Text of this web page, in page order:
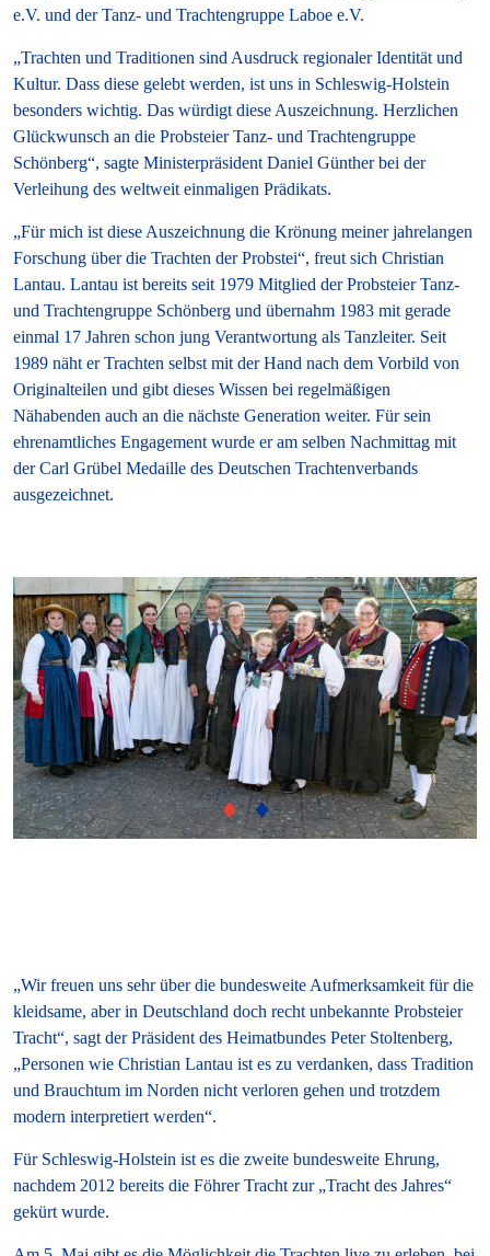
e.V. und der Tanz- und Trachtengruppe Laboe e.V.
„Trachten und Traditionen sind Ausdruck regionaler Identität und
Kultur. Dass diese gelebt werden, ist uns in Schleswig-Holstein
besonders wichtig. Das würdigt diese Auszeichnung. Herzlichen
Glückwunsch an die Probsteier Tanz- und Trachtengruppe
Schönberg“, sagte Ministerpräsident Daniel Günther bei der
Verleihung des weltweit einmaligen Prädikats.
„Für mich ist diese Auszeichnung die Krönung meiner jahrelangen
Forschung über die Trachten der Probstei“, freut sich Christian
Lantau. Lantau ist bereits seit 1979 Mitglied der Probsteier Tanz-
und Trachtengruppe Schönberg und übernahm 1983 mit gerade
einmal 17 Jahren schon jung Verantwortung als Tanzleiter. Seit
1989 näht er Trachten selbst mit der Hand nach dem Vorbild von
Originalteilen und gibt dieses Wissen bei regelmäßigen
Nähabenden auch an die nächste Generation weiter. Für sein
ehrenamtliches Engagement wurde er am selben Nachmittag mit
der Carl Grübel Medaille des Deutschen Trachtenverbands
ausgezeichnet.
„Wir freuen uns sehr über die bundesweite Aufmerksamkeit für die
kleidsame, aber in Deutschland doch recht unbekannte Probsteier
Tracht“, sagt der Präsident des Heimatbundes Peter Stoltenberg,
„Personen wie Christian Lantau ist es zu verdanken, dass Tradition
und Brauchtum im Norden nicht verloren gehen und trotzdem
modern interpretiert werden“.
Für Schleswig-Holstein ist es die zweite bundesweite Ehrung,
nachdem 2012 bereits die Föhrer Tracht zur „Tracht des Jahres“
gekürt wurde.